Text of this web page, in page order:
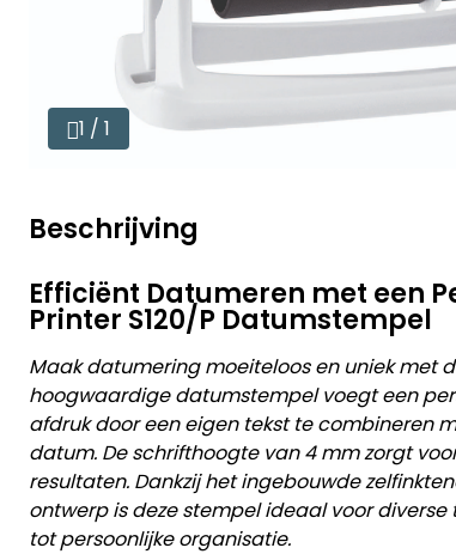
1 / 1
Beschrijving
Efficiënt Datumeren met een
Printer S120/P Datumstempel
Maak datumering moeiteloos en uniek met
hoogwaardige datumstempel voegt een
afdruk door een eigen tekst te combineren
datum. De schrifthoogte van 4 mm zorgt
resultaten. Dankzij het ingebouwde
ontwerp is deze stempel ideaal voor
tot persoonlijke organisatie.